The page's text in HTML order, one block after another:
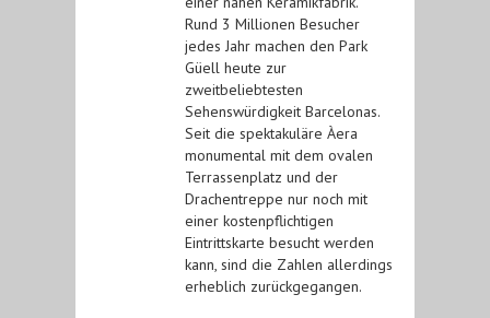
Rund 3 Millionen Besucher
jedes Jahr machen den Park
Güell heute zur
zweitbeliebtesten
Sehenswürdigkeit Barcelonas.
Seit die spektakuläre Àera
monumental mit dem ovalen
Terrassenplatz und der
Drachentreppe nur noch mit
einer kostenpflichtigen
Eintrittskarte besucht werden
kann, sind die Zahlen allerdings
erheblich zurückgegangen.